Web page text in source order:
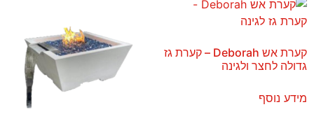
קערת אש Deborah – קערת גז
גדולה לחצר ולגינה
מידע נוסף